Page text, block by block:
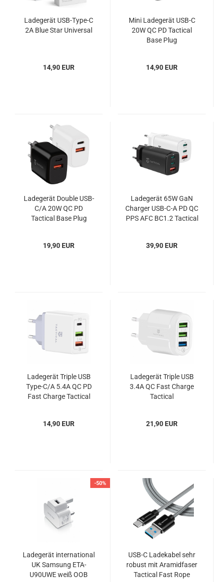
Ladegerät USB-Type-C
2A Blue Star Universal
14,90 EUR
Mini Ladegerät USB-C
20W QC PD Tactical
Base Plug
14,90 EUR
Ladegerät Double USB-
C/A 20W QC PD
Tactical Base Plug
19,90 EUR
Ladegerät 65W GaN
Charger USB-C-A PD QC
PPS AFC BC1.2 Tactical
39,90 EUR
Ladegerät Triple USB
Type-C/A 5.4A QC PD
Fast Charge Tactical
14,90 EUR
Ladegerät Triple USB
3.4A QC Fast Charge
Tactical
21,90 EUR
-50%
Ladegerät international
UK Samsung ETA-
U90UWE weiß OOB
USB-C Ladekabel sehr
robust mit Aramidfaser
Tactical Fast Rope